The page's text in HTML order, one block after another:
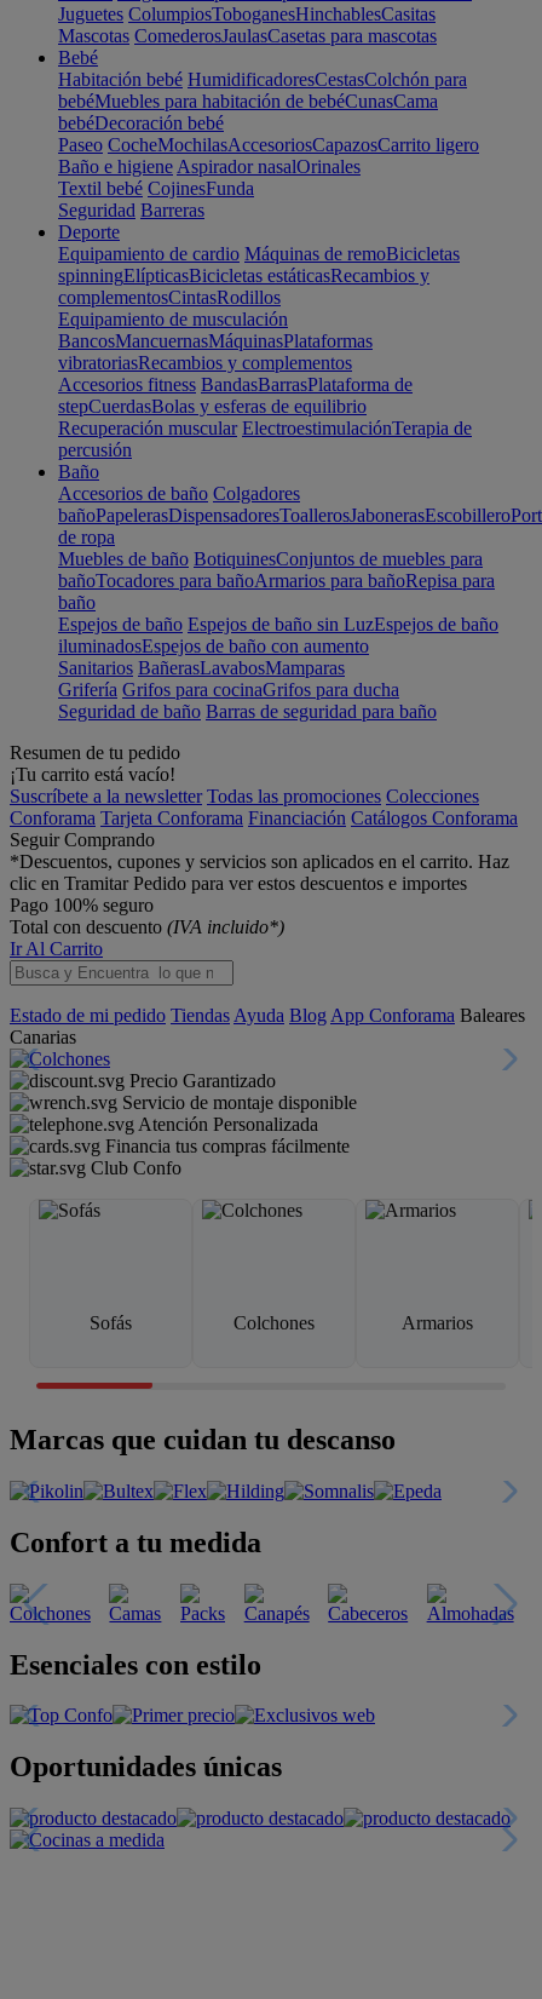
Juguetes ColumpiosToboganesHinchablesCasitas
Mascotas ComederosJaulasCasetas para mascotas
Bebé
Habitación bebé HumidificadoresCestasColchón para
bebéMuebles para habitación de bebéCunasCama
bebéDecoración bebé
Paseo CocheMochilasAccesoriosCapazosCarrito ligero
Baño e higiene Aspirador nasalOrinales
Textil bebé CojinesFunda
Seguridad Barreras
Deporte
Equipamiento de cardio Máquinas de remoBicicletas
spinningElípticasBicicletas estáticasRecambios y
complementosCintasRodillos
Equipamiento de musculación
BancosMancuernasMáquinasPlataformas
vibratoriasRecambios y complementos
Accesorios fitness BandasBarrasPlataforma de
stepCuerdasBolas y esferas de equilibrio
Recuperación muscular ElectroestimulaciónTerapia de
percusión
Baño
Accesorios de baño Colgadores
bañoPapelerasDispensadoresToallerosJabonerasEscobillero
de ropa
Muebles de baño BotiquinesConjuntos de muebles para
bañoTocadores para bañoArmarios para bañoRepisa para
baño
Espejos de baño Espejos de baño sin LuzEspejos de baño
iluminadosEspejos de baño con aumento
Sanitarios BañerasLavabosMamparas
Grifería Grifos para cocinaGrifos para ducha
Seguridad de baño Barras de seguridad para baño
Resumen de tu pedido
¡Tu carrito está vacío!
Suscríbete a la newsletter Todas las promociones Colecciones
Conforama Tarjeta Conforama Financiación Catálogos Conforama
Seguir Comprando
*Descuentos, cupones y servicios son aplicados en el carrito. Haz
clic en Tramitar Pedido para ver estos descuentos e importes
Pago 100% seguro
Total con descuento (IVA incluido*)
Ir Al Carrito
Estado de mi pedido Tiendas Ayuda Blog App Conforama Baleares
Canarias
Precio Garantizado
Servicio de montaje disponible
Atención Personalizada
Financia tus compras fácilmente
Club Confo
Sofás Colchones Armarios
Marcas que cuidan tu descanso
Confort a tu medida
Esenciales con estilo
Oportunidades únicas